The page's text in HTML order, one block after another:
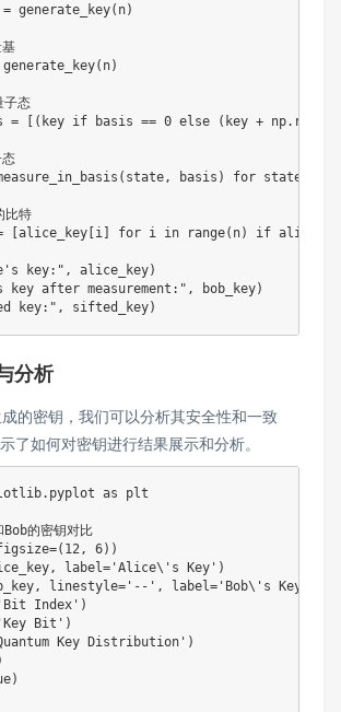
= generate_key( n)
generate_key( n)
态
= ( key if basis == 0 else ( key + np. random
( state, basis ) for state
比特
alice_key i for i in range( n) if
key:" , alice_key)
key after measurement:" , bob_key)
key:" , sifted_key)
分析
的密钥，我们可以分析其安全性和一致
了如何对密钥进行结果展示和分析。
. pyplot as plt
的密钥对比
=( 12, 6) )
, label= 'Alice\'s Key' )
, linestyle= '--' , label= 'Bob\'s Key'
'Bit Index' )
'Key Bit' )
Key Distribution' )
)